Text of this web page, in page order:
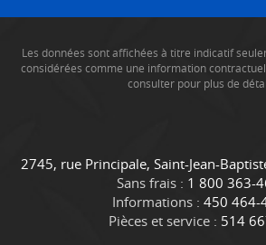
Les données sont affichées à titre indicatif
considérées comme une information
consulter pour plus de
C
o
n
t
C
a
m
i
2745, rue Principale, Saint-Jean-
Sans frais : 1 800 363-
Informations : 450 464-
Pièces et service : 514